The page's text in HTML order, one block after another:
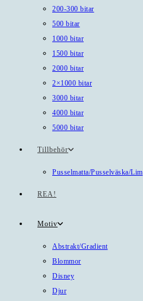
200-300 bitar
500 bitar
1000 bitar
1500 bitar
2000 bitar
2×1000 bitar
3000 bitar
4000 bitar
5000 bitar
Tillbehör
Pusselmatta/Pusselväska/Lim
REA!
Motiv
Abstrakt/Gradient
Blommor
Disney
Djur